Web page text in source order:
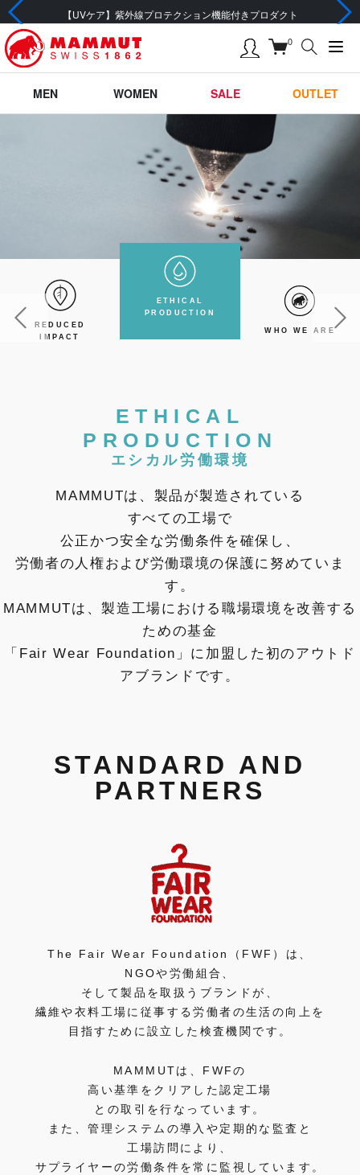
【UVケア】紫外線プロテクション機能付きプロダクト
0
MEN WOMEN SALE OUTLET
REDUCED
IMPACT
ETHICAL
PRODUCTION
WHO WE ARE
ETHICAL
PRODUCTION
エシカル労働環境
MAMMUTは、製品が製造されている
すべての工場で
公正かつ安全な労働条件を確保し、
労働者の人権および労働環境の保護に努めていま
す。
MAMMUTは、製造工場における職場環境を改善する
ための基金
「Fair Wear Foundation」に加盟した初のアウトド
アブランドです。
STANDARD AND
PARTNERS
The Fair Wear Foundation（FWF）は、
NGOや労働組合、
そして製品を取扱うブランドが、
繊維や衣料工場に従事する労働者の生活の向上を
目指すために設立した検査機関です。
MAMMUTは、FWFの
高い基準をクリアした認定工場
との取引を行なっています。
また、管理システムの導入や定期的な監査と
工場訪問により、
サプライヤーの労働条件を常に監視しています。